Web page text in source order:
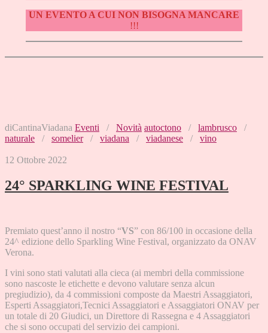
UN EVENTO A CUI NON BISOGNA MANCARE
!!!
diCantinaViadana Eventi / Novità autoctono / lambrusco /
naturale / somelier/ viadana / viadanese / vino
12 Ottobre 2022
24° SPARKLING WINE FESTIVAL
Premiato quest’anno il nostro “VS” con 86/100 in occasione della
24^ edizione dello Sparkling Wine Festival, organizzato da ONAV
Verona.
I vini sono stati valutati alla cieca (ai membri della commissione
sono nascoste le etichette e devono valutare senza alcun
pregiudizio), da 4 commissioni composte da Maestri Assaggiatori,
Esperti Assaggiatori,Tecnici Assaggiatori e Assaggiatori ONAV per
un totale di 20 Giudici, un Direttore di Rassegna e 4 Assaggiatori
che si sono occupati del servizio dei campioni.